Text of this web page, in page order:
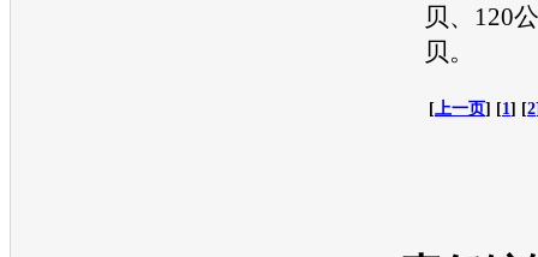
贝、120
贝。
[ 上一页] [1 ] [2